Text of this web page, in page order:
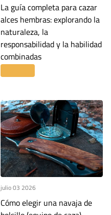
La guía completa para cazar
alces hembras: explorando la
naturaleza, la
responsabilidad y la habilidad
combinadas
julio 03 2026
Cómo elegir una navaja de